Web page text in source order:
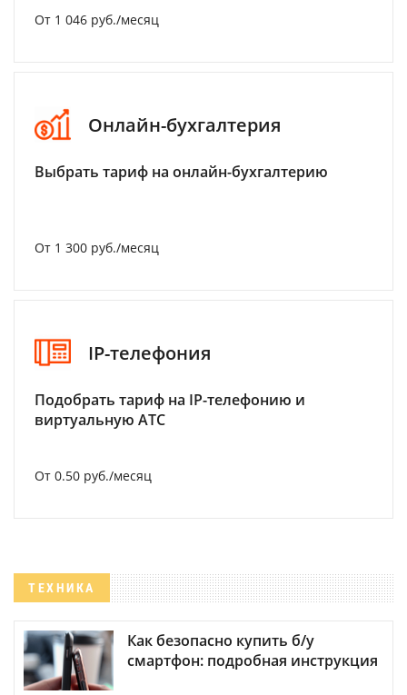
От 1 046 руб./месяц
Онлайн-бухгалтерия
Выбрать тариф на онлайн-бухгалтерию
От 1 300 руб./месяц
IP-телефония
Подобрать тариф на IP-телефонию и
виртуальную АТС
От 0.50 руб./месяц
ТЕХНИКА
Как безопасно купить б/у
смартфон: подробная инструкция